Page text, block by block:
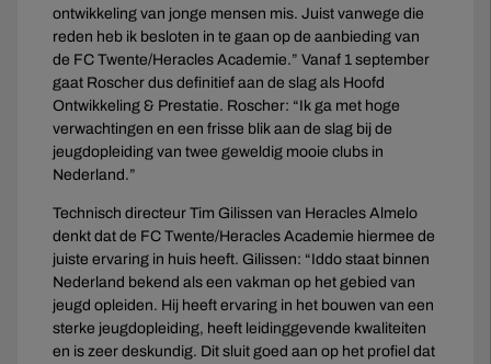
ontwikkeling van jonge mensen mis. Juist vanwege die
reden heb ik besloten in te gaan op de aanbieding van
de FC Twente/Heracles Academie.” Vanaf 1 september
gaat Roscher dus definitief aan de slag als Hoofd
Ontwikkeling & Prestatie. Roscher: “Ik ga met hoge
verwachtingen en een frisse blik aan de slag bij de
jeugdopleiding van twee geweldig mooie clubs in
Nederland.”
Technisch directeur Tim Gilissen van Heracles Almelo
denkt dat de FC Twente/Heracles Academie hiermee de
juiste ervaring in huis heeft. Gilissen: “Iddo staat binnen
Nederland bekend als een vakman op het gebied van
jeugd opleiden. Hij heeft ervaring in het bouwen van een
sterke jeugdopleiding, heeft leidinggevende kwaliteiten
en is zeer deskundig. Dit sluit goed aan op het profiel dat